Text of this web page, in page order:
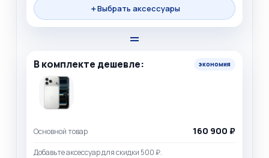
＋Выбрать аксессуары
=
В комплекте дешевле: экономия
Основной товар 160 900 ₽
Добавьте аксессуар для скидки 500 ₽.